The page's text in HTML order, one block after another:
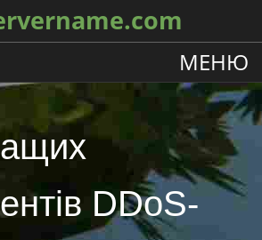
МЕНЮ
DDoS-